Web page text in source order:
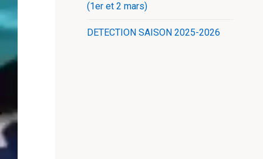
(1er et 2 mars)
DETECTION SAISON 2025-2026